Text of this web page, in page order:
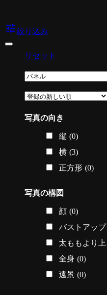
tune絞り込み
リセット
写真の向き
縦 (0)
横 (3)
正方形 (0)
写真の構図
顔 (0)
バストアップ
太ももより上
全身 (0)
遠景 (0)